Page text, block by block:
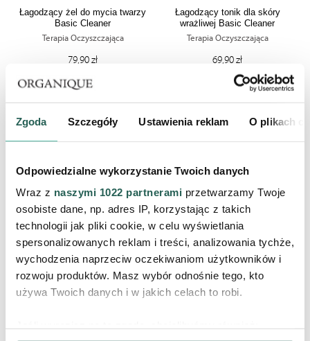
Zgoda Szczegóły Ustawienia reklam O plikach
Odpowiedzialne wykorzystanie Twoich danych
Wraz z naszymi 1022 partnerami przetwarzamy Twoje
osobiste dane, np. adres IP, korzystając z takich
technologii jak pliki cookie, w celu wyświetlania
spersonalizowanych reklam i treści, analizowania tychże,
wychodzenia naprzeciw oczekiwaniom użytkowników i
rozwoju produktów. Masz wybór odnośnie tego, kto
używa Twoich danych i w jakich celach to robi.
Łagodzący żel do mycia twarzy
Basic Cleaner
Terapia Oczyszczająca
79,90 zł
PRODUKT CHWILOWO
Łagodzący tonik dla skóry
wrażliwej Basic Cleaner
Terapia Oczyszczająca
69,90 zł
PRODUKT CHWILOWO
Pianka do mycia twarzy Basic
Cleaner
Terapia Oczyszczająca
Nawilżająca maska do twarzy
Basic Care
Terapia Pielęgnacyjna